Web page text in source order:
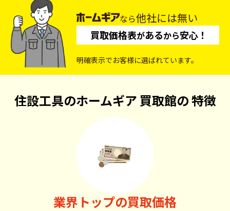
なら他社には無い
買取価格表があるから安心！
明確表示でお客様に選ばれています。
住設工具のホームギア 買取館の特徴
業界トップの買取価格